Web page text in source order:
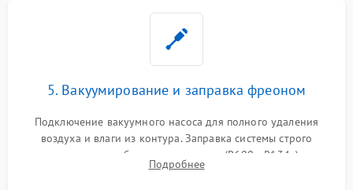
5. Вакуумирование и заправка фреоном
Подключение вакуумного насоса для полного удаления
воздуха и влаги из контура. Заправка системы строго
дозированным объемом хладагента (R600a, R134a) по
электронным весам. Контроль рабочего давления в системе.
Подробнее